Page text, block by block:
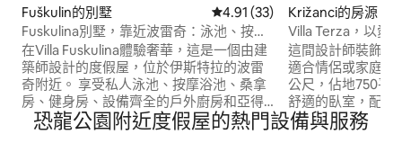
Fuškulin的別墅 從 33 則評價中獲得 4.91 的平
4.91 (33)
Fuskulina別墅，靠近波雷奇：泳池、按摩
浴缸、健身房
在Villa Fuskulina體驗奢華，這是一個由建
築師設計的度假屋，位於伊斯特拉的波雷
奇附近。 享受私人泳池、按摩浴池、桑拿
房、健身房、設備齊全的戶外廚房和亞得
里亞海景觀。 這棟能源自給自足的別墅提
供4間套房臥室，可舒適入住8位房客。 非
Križanci的房源
Villa Terza，以愛
這間設計師裝飾的
適合情侶或家庭入
公尺，佔地750平
舒適的臥室，配有
的廚房，以及配有
浴缸的美麗戶外區
恐龍公園附近度假屋的熱門設備與服務